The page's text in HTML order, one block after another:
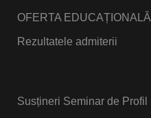
OFERTA EDUCAȚIONALĂ
Rezultatele admiterii
Susțineri Seminar de Profil